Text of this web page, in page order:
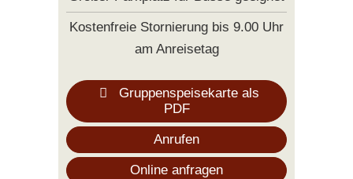
Kostenfreie Stornierung bis 9.00 Uhr
am Anreisetag
Gruppenspeisekarte als
PDF
Anrufen
Online anfragen